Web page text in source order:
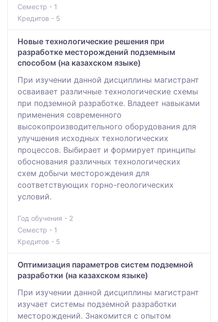
Семестр - 1
Кредитов - 5
Новые технологические решения при
разработке месторождений подземным
способом (на казахском языке)
При изучении данной дисциплины магистрант
осваивает различные технологические схемы
при подземной разработке. Владеет навыками
применения современного
высокопроизводительного оборудования для
улучшения исходных технологических
процессов. Выбирает и формирует принципы
обоснования различных технологических
схем добычи месторождения для
соответствующих горно-геологических
условий.
Год обучения - 2
Семестр - 1
Кредитов - 5
Оптимизация параметров систем подземной
разработки (на казахском языке)
При изучении данной дисциплины магистрант
изучает системы подземной разработки
месторождений. Знакомится с опытом